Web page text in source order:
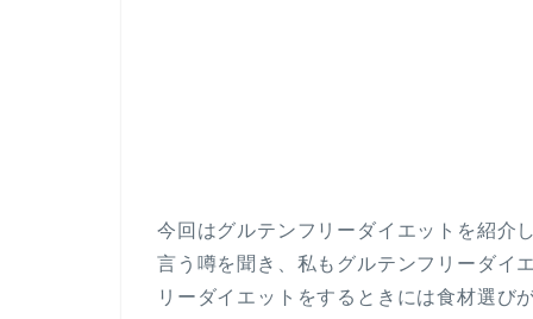
今回はグルテンフリーダイエットを紹介
言う噂を聞き、私もグルテンフリーダイ
リーダイエットをするときには食材選び